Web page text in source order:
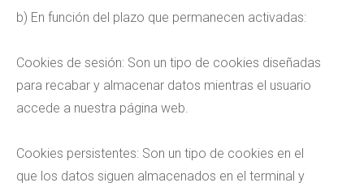
b) En función del plazo que permanecen activadas:
Cookies de sesión: Son un tipo de cookies diseñadas
para recabar y almacenar datos mientras el usuario
accede a nuestra página web.
Cookies persistentes: Son un tipo de cookies en el
que los datos siguen almacenados en el terminal y